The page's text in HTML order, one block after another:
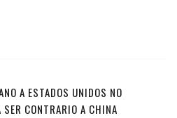
A ESTADOS UNIDOS NO
CONTRARIO A CHINA